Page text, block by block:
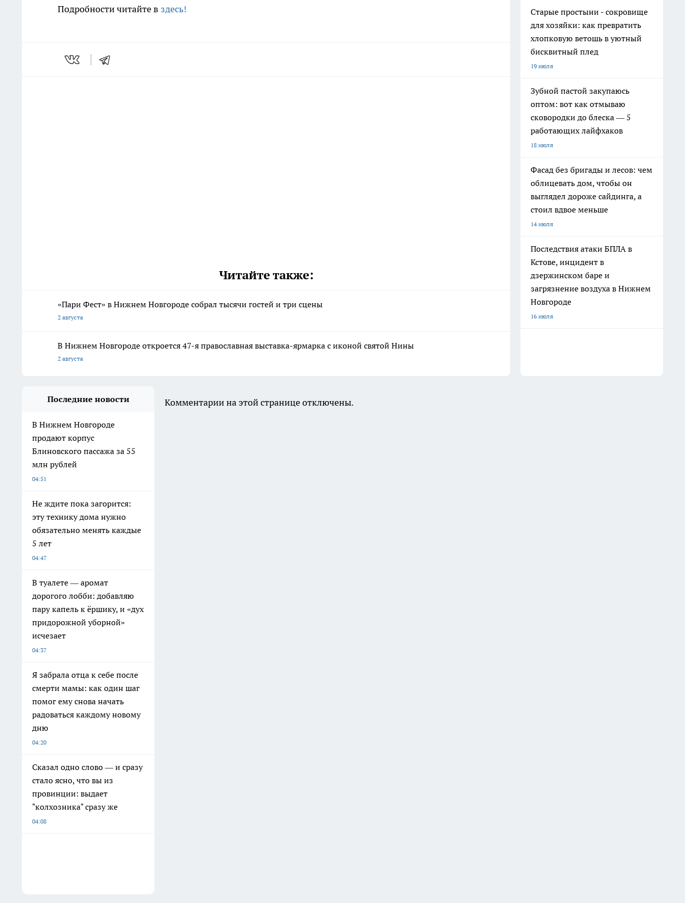
Подробности читайте в здесь!
Читайте также:
«Пари Фест» в Нижнем Новгороде собрал тысячи гостей и три сцены
2 августа
В Нижнем Новгороде откроется 47-я православная выставка-ярмарка с иконой святой Нины
2 августа
Старые простыни - сокровище
для хозяйки: как превратить
хлопковую ветошь в уютный
бисквитный плед
19 июля
Зубной пастой закупаюсь
оптом: вот как отмываю
сковородки до блеска — 5
работающих лайфхаков
18 июля
Фасад без бригады и лесов: чем
облицевать дом, чтобы он
выглядел дороже сайдинга, а
стоил вдвое меньше
14 июля
Последствия атаки БПЛА в
Кстове, инцидент в
дзержинском баре и
загрязнение воздуха в Нижнем
Новгороде
16 июля
Последние новости
В Нижнем Новгороде
продают корпус
Блиновского пассажа за 55
млн рублей
04:51
Не ждите пока загорится:
эту технику дома нужно
обязательно менять каждые
5 лет
04:47
В туалете — аромат
дорогого лобби: добавляю
пару капель к ёршику, и «дух
придорожной уборной»
исчезает
04:37
Я забрала отца к себе после
смерти мамы: как один шаг
помог ему снова начать
радоваться каждому новому
дню
04:20
Сказал одно слово — и сразу
стало ясно, что вы из
провинции: выдает
"колхозника" сразу же
04:08
Комментарии на этой странице отключены.